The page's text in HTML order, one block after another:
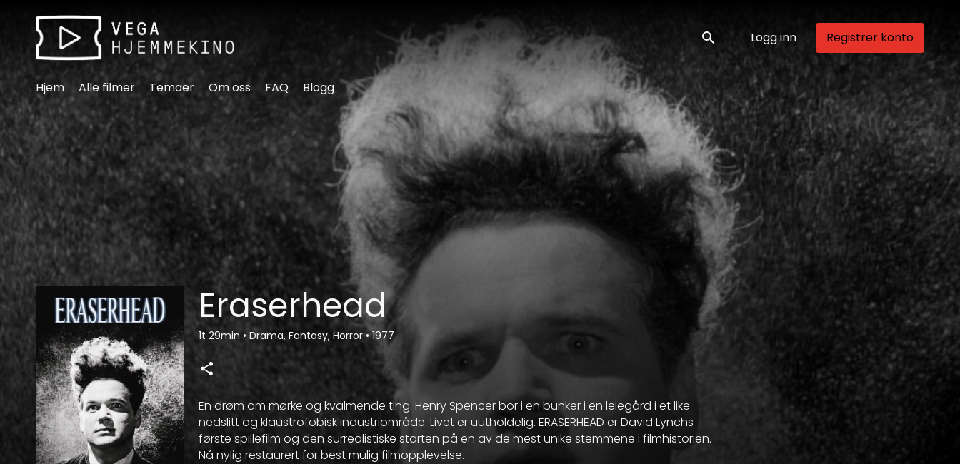
Tilgjengelighetslenker
Søk Logg inn Registrer konto
Hjem Alle filmer Temaer Om oss FAQ Blogg
Eraserhead
1t 29min • Drama, Fantasy, Horror • 1977
En drøm om mørke og kvalmende ting. Henry Spencer bor i en bunker i en leiegård i et like
nedslitt og klaustrofobisk industriområde. Livet er uutholdelig. ERASERHEAD er David Lynchs
første spillefilm og den surrealistiske starten på en av de mest unike stemmene i filmhistorien.
Nå nylig restaurert for best mulig filmopplevelse.